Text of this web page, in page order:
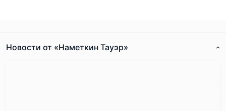
Новости от «Наметкин Тауэр»